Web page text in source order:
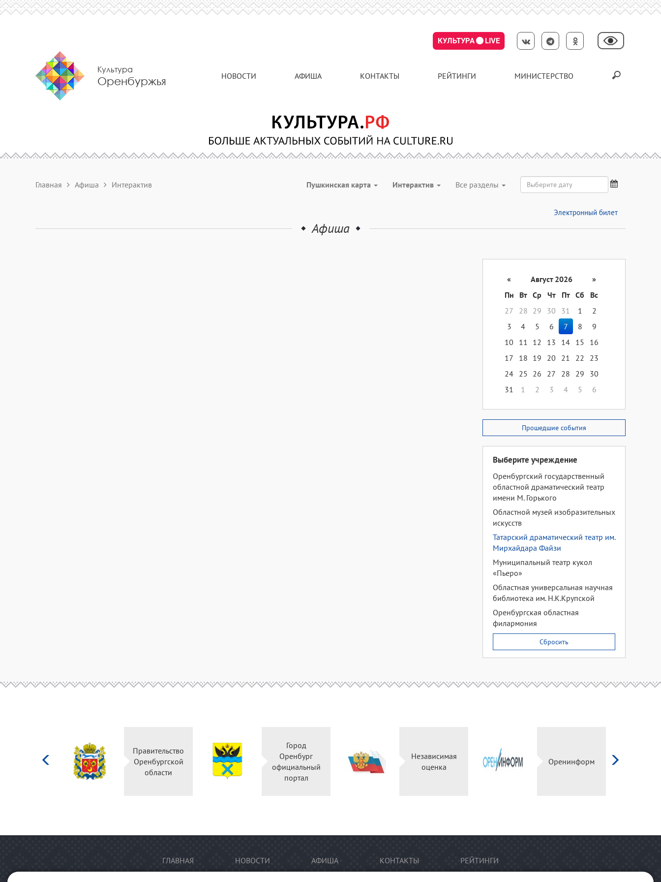
КУЛЬТУРА LIVE
Культура
Оренбуржья НОВОСТИ АФИША КОНТАКТЫ РЕЙТИНГИ МИНИСТЕРСТВО
Главная Афиша Интерактив Пушкинская карта Интерактив Все разделы
Электронный билет
Афиша
« Август 2026
»
Пн
Вт Ср Чт Пт Сб
Вс
27
28 29 30 31 1
2
3
4 5 6 7 8
9
10
11 12 13 14 15
16
17
18 19 20 21 22
23
24 25 26 27 28 29
30
31
1 2 3 4 5 6
Прошедшие события
Выберите учреждение
Оренбургский государственный
областной драматический театр
имени М. Горького
Областной музей изобразительных
искусств
Татарский драматический театр им.
Мирхайдара Файзи
Муниципальный театр кукол
«Пьеро»
Областная универсальная научная
библиотека им. Н.К.Крупской
Оренбургская областная
филармония
Сбросить
Правительство
Оренбургской
области
Город
Оренбург
официальный
портал
Независимая
оценка
Оренинформ
ГЛАВНАЯ НОВОСТИ АФИША КОНТАКТЫ РЕЙТИНГИ